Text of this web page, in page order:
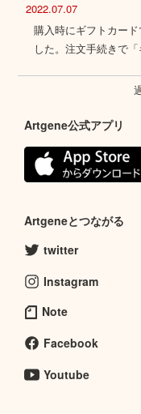
2022.07.07
購入時にギフトカー
した。注文手続きで
Artgene公式アプリ
Artgeneとつながる
twitter
Instagram
Note
Facebook
Youtube